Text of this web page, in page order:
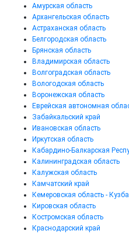
Амурская область
Архангельская область
Астраханская область
Белгородская область
Брянская область
Владимирская область
Волгоградская область
Вологодская область
Воронежская область
Еврейская автономная
Забайкальский край
Ивановская область
Иркутская область
Кабардино-Балкарская
Калининградская область
Калужская область
Камчатский край
Кемеровская область -
Кировская область
Костромская область
Краснодарский край